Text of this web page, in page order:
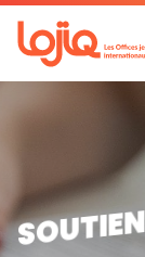
Skip
to
content